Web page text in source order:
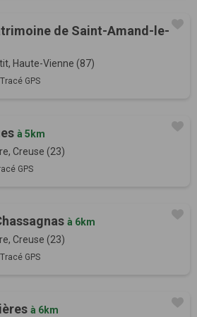
de Saint-Amand-le-
Haute-Vienne (87)
Tracé GPS
à 5km
Creuse (23)
GPS
à 6km
Creuse (23)
Tracé GPS
à 6km